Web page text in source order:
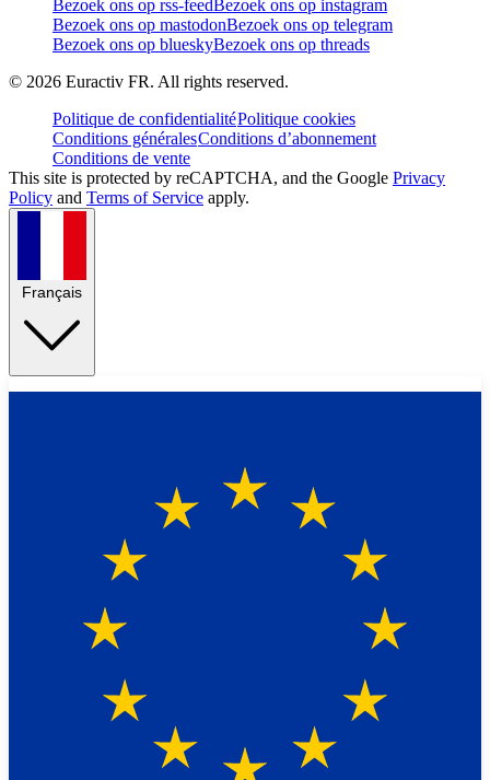
Bezoek ons op rss-feedBezoek ons op instagram
Bezoek ons op mastodonBezoek ons op telegram
Bezoek ons op blueskyBezoek ons op threads
© 2026 Euractiv FR. All rights reserved.
Politique de confidentialitéPolitique cookies
Conditions généralesConditions d’abonnement
Conditions de vente
This site is protected by reCAPTCHA, and the Google Privacy
Policy and Terms of Service apply.
Français